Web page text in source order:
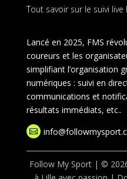
Tout savoir sur le suivi live
Lancé en 2025, FMS
coureurs et les
simplifiant l’organisation
numériques : suivi en
communications et
résultats immédiats, etc..

Follow My Sport | ©